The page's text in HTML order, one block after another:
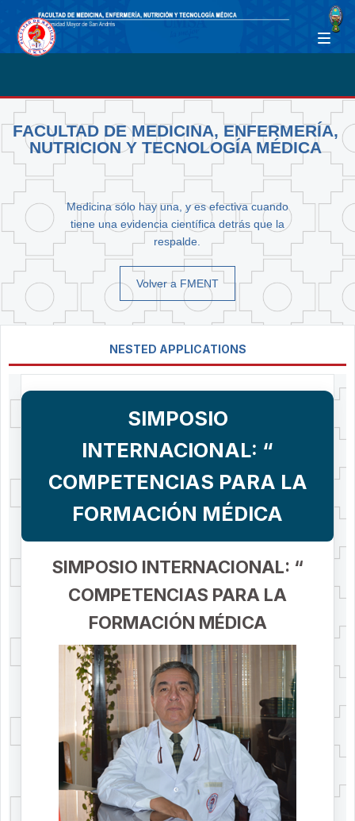
FACULTAD DE MEDICINA, ENFERMERÍA,
NUTRICION Y TECNOLOGÍA MÉDICA
Medicina sólo hay una, y es efectiva cuando
tiene una evidencia científica detrás que la
respalde.
Volver a FMENT
NESTED APPLICATIONS
SIMPOSIO
INTERNACIONAL: “
COMPETENCIAS PARA LA
FORMACIÓN MÉDICA
SIMPOSIO INTERNACIONAL: “
COMPETENCIAS PARA LA
FORMACIÓN MÉDICA